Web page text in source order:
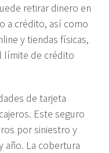
retirar dinero en
a crédito, así como
y tiendas físicas,
límite de crédito
de tarjeta
Este seguro
por siniestro y
año. La cobertura